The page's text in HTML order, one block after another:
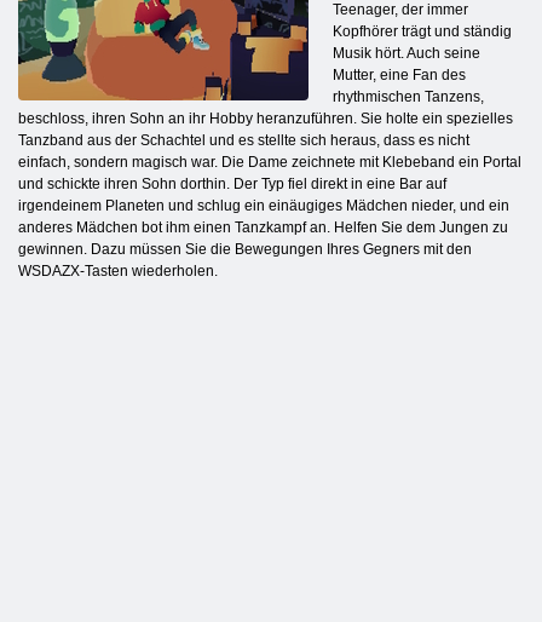
Teenager, der immer
Kopfhörer trägt und ständig
Musik hört. Auch seine
Mutter, eine Fan des
rhythmischen Tanzens,
beschloss, ihren Sohn an ihr Hobby heranzuführen. Sie holte ein spezielles
Tanzband aus der Schachtel und es stellte sich heraus, dass es nicht
einfach, sondern magisch war. Die Dame zeichnete mit Klebeband ein Portal
und schickte ihren Sohn dorthin. Der Typ fiel direkt in eine Bar auf
irgendeinem Planeten und schlug ein einäugiges Mädchen nieder, und ein
anderes Mädchen bot ihm einen Tanzkampf an. Helfen Sie dem Jungen zu
gewinnen. Dazu müssen Sie die Bewegungen Ihres Gegners mit den
WSDAZX-Tasten wiederholen.